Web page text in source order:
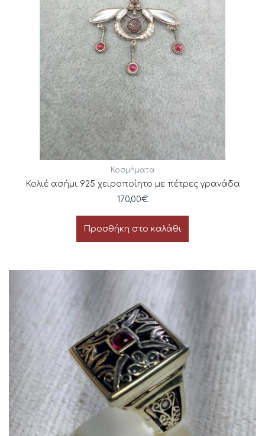
Κοσμήματα
Κολιέ ασήμι 925 χειροποίητο με πέτρες γρανάδα
170,00€
Προσθήκη στο καλάθι